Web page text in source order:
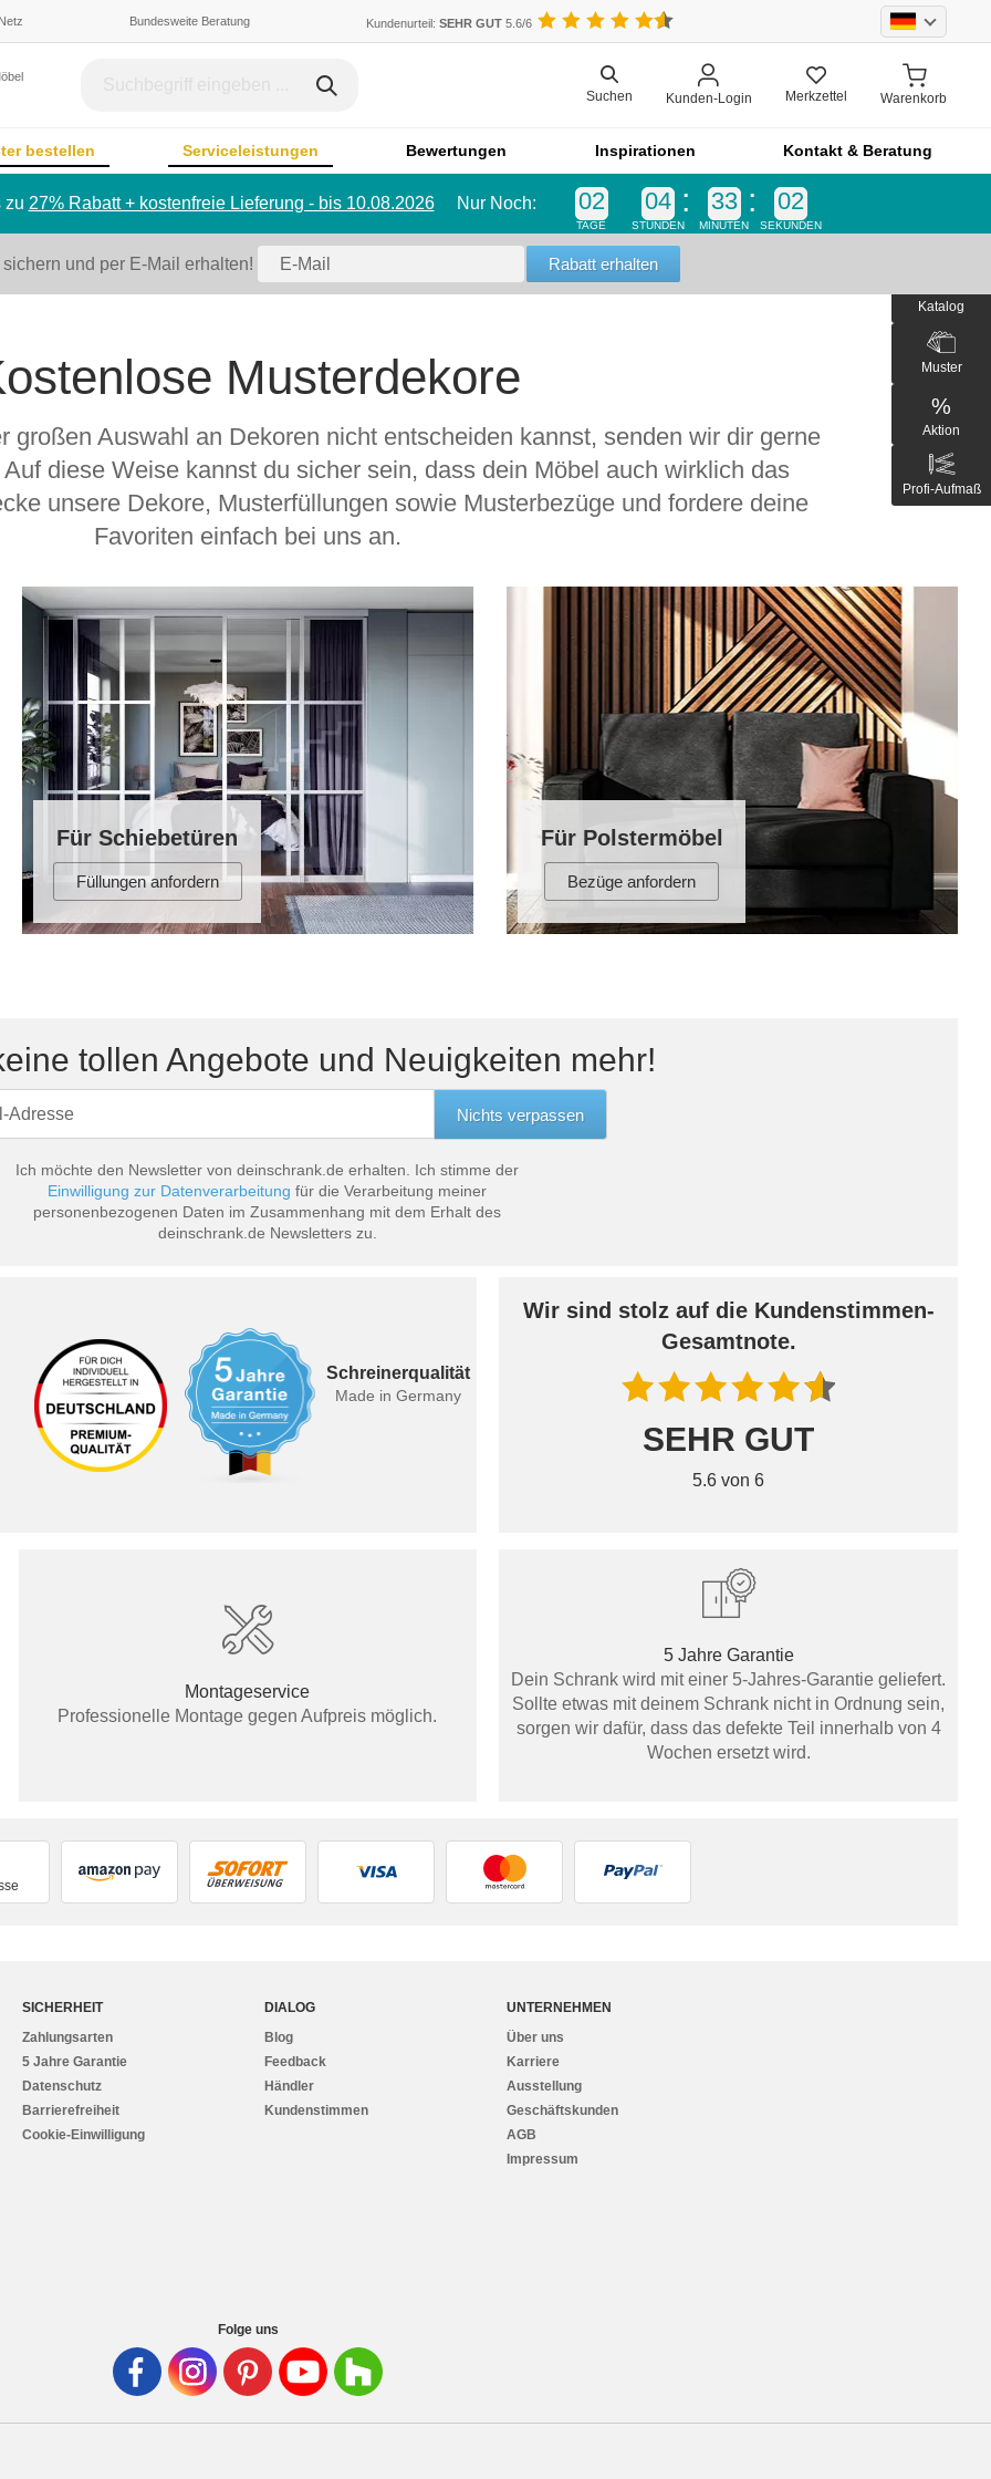
Bundesweite Beratung Kundenurteil: SEHR GUT 5.6/6
Suchen Kunden-Login Merkzettel Warenkorb
bestellen Serviceleistungen Bewertungen Inspirationen Kontakt & Beratung
Dachschräge & Treppe
Schrank mit Schräge
Regal mit Schräge
Badmöbel
Badregal
Spiegelschrank
Schiebetür
Schiebetür als Durchgangstür
Schiebetür für Dachschräge
Bett
Einzelbett
Ecksofa
Hocker
Schlafsofa
Schlafsessel
Tisch
höhenverstellbarer Schreibtisch
Einzelteil
Einzelteil
Outdoor-Küche
Outdoorküche der Produktlinie
Outdoorküche der Produktlinie
Katalog
Muster
%
Aktion
Profi-Aufmaß
zu 27% Rabatt + kostenfreie Lieferung - bis 10.08.2026 Nur Noch: 02
TAGE
04
STUNDEN
33
MINUTEN
01
SEKUNDEN
und per E-Mail erhalten!
Musterdekore
großen Auswahl an Dekoren nicht entscheiden kannst, senden wir dir gerne
diese Weise kannst du sicher sein, dass dein Möbel auch wirklich das
unsere Dekore, Musterfüllungen sowie Musterbezüge und fordere deine
Favoriten einfach bei uns an.
Für Schiebetüren
Füllungen anfordern
Für Polstermöbel
Bezüge anfordern
tollen Angebote und Neuigkeiten mehr!
Ich möchte den Newsletter von deinschrank.de erhalten. Ich stimme der
Einwilligung zur Datenverarbeitung für die Verarbeitung meiner
personenbezogenen Daten im Zusammenhang mit dem Erhalt des
deinschrank.de Newsletters zu.
Schreinerqualität
Made in Germany
Wir sind stolz auf die Kundenstimmen-
Gesamtnote.
SEHR GUT
5.6 von 6
Montageservice
Professionelle Montage gegen Aufpreis möglich.
5 Jahre Garantie
Dein Schrank wird mit einer 5-Jahres-Garantie geliefert.
Sollte etwas mit deinem Schrank nicht in Ordnung sein,
sorgen wir dafür, dass das defekte Teil innerhalb von 4
Wochen ersetzt wird.
SICHERHEIT
Zahlungsarten
5 Jahre Garantie
Datenschutz
Barrierefreiheit
Cookie-Einwilligung
DIALOG
Blog
Feedback
Händler
Kundenstimmen
UNTERNEHMEN
Über uns
Karriere
Ausstellung
Geschäftskunden
AGB
Impressum
Folge uns